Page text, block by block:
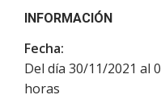
INFORMACIÓN
Fecha:
Del día 30/11/2021 al
horas